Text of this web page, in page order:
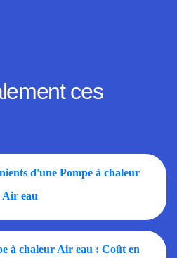
ces
d'une Pompe à chaleur
Air eau
à chaleur Air eau : Coût en